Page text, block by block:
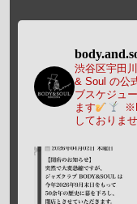
渋谷区宇田
& Soul の公
ブスケジュ
ます
しておりま